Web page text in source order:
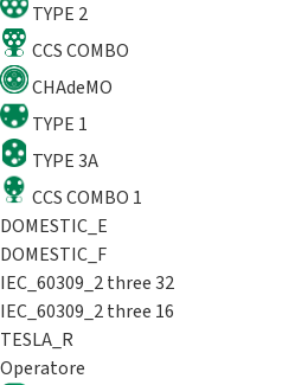
TYPE 2
CCS COMBO
CHAdeMO
TYPE 1
TYPE 3A
CCS COMBO 1
DOMESTIC_E
DOMESTIC_F
IEC_60309_2 three 32
IEC_60309_2 three 16
TESLA_R
Operatore